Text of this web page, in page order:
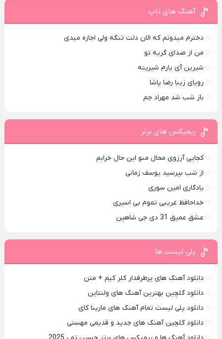
آهنگ های تاپ
دخترم میدونم که الان دلت تنگه ولی اجازه میدی
من از صدای گريه تو
شیرین آی یارم شیرینه
رویای زیبا رضا پاشا
باز شب شد مهراد جم
ریمیکس های برتر
کجایی آرزوی محال منو این حال خرابم
از شب بپرسید یوسف زمانی
یادگاری امین سوری
خداحافظ غریبی تموم بی اسیری
عشق عمیق 31 دی جی شاهین
پلی لیست ها
دانلود آهنگ های پرطرفدار کلر کیم + متن
دانلود گلچین بهترین آهنگ های ولنتاین
دانلود پلی لیست تمام آهنگ های مارینا کای
دانلود گلچین آهنگ های جدید و قدیمی مهستی